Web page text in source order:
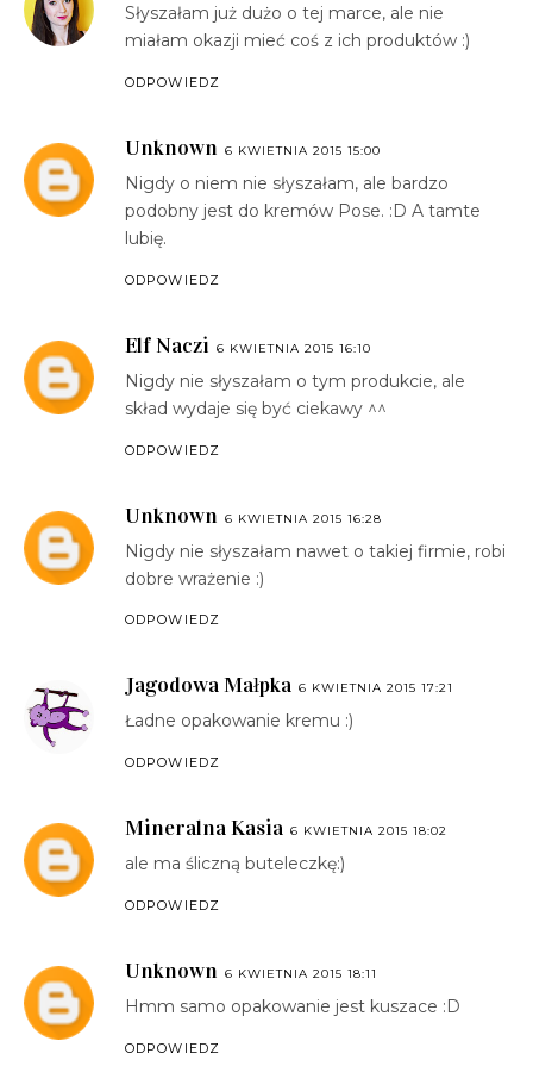
Słyszałam już dużo o tej marce, ale nie
miałam okazji mieć coś z ich produktów :)
ODPOWIEDZ
Unknown 6 KWIETNIA 2015 15:00
Nigdy o niem nie słyszałam, ale bardzo
podobny jest do kremów Pose. :D A tamte
lubię.
ODPOWIEDZ
Elf Naczi 6 KWIETNIA 2015 16:10
Nigdy nie słyszałam o tym produkcie, ale
skład wydaje się być ciekawy ^^
ODPOWIEDZ
Unknown 6 KWIETNIA 2015 16:28
Nigdy nie słyszałam nawet o takiej firmie, robi
dobre wrażenie :)
ODPOWIEDZ
Jagodowa Małpka 6 KWIETNIA 2015 17:21
Ładne opakowanie kremu :)
ODPOWIEDZ
Mineralna Kasia 6 KWIETNIA 2015 18:02
ale ma śliczną buteleczkę:)
ODPOWIEDZ
Unknown 6 KWIETNIA 2015 18:11
Hmm samo opakowanie jest kuszace :D
ODPOWIEDZ